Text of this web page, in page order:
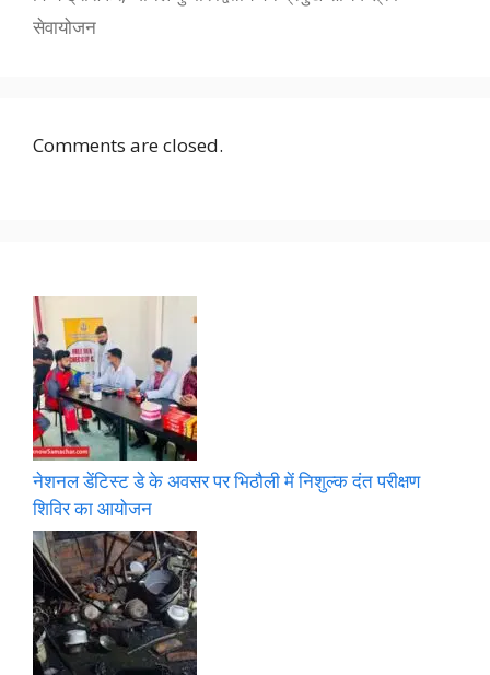
सेवायोजन
Comments are closed.
नेशनल डेंटिस्ट डे के अवसर पर भिठौली में निशुल्क दंत परीक्षण
शिविर का आयोजन